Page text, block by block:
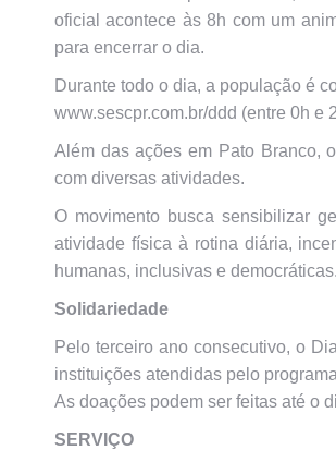
oficial acontece às 8h com um
para encerrar o dia.
Durante todo o dia, a população é
www.sescpr.com.br/ddd (entre 0h e
Além das ações em Pato Branco,
com diversas atividades.
O movimento busca sensibilizar
atividade física à rotina diária,
humanas, inclusivas e democráticas.
Solidariedade
Pelo terceiro ano consecutivo, o
instituições atendidas pelo
As doações podem ser feitas até o
SERVIÇO